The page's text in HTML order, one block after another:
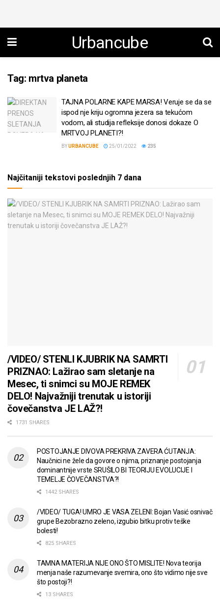
Urbancube
Tag: mrtva planeta
TAJNA POLARNE KAPE MARSA! Veruje se da se
ispod nje kriju ogromna jezera sa tekućom
vodom, ali studija refleksije donosi dokaze O
MRTVOJ PLANETI?!
BYURBANCUBE 25/01/2022 235
Najčitaniji tekstovi poslednjih 7 dana
/VIDEO/ STENLI KJUBRIK NA SAMRTI
PRIZNAO: Lažirao sam sletanje na
Mesec, ti snimci su MOJE REMEK
DELO! Najvažniji trenutak u istoriji
čovečanstva JE LAŽ?!
1731 SHARES
POSTOJANJE DIVOVA PREKRIVA ZAVERA ĆUTANJA:
Naučnici ne žele da govore o njima, priznanje postojanja
dominantnije vrste SRUŠILO BI TEORIJU EVOLUCIJE I
TEMELJE ČOVEČANSTVA?!
1442 SHARES
/VIDEO/ TUGA! UMRO JE VASA ZELENI: Bojan Vasić osnivač
grupe Bezobrazno zeleno, izgubio bitku protiv teške
bolesti!
825 SHARES
TAMNA MATERIJA NIJE ONO ŠTO MISLITE! Nova teorija
menja naše razumevanje svemira, ono što vidimo nije sve
što postoji?!
13 SHARES